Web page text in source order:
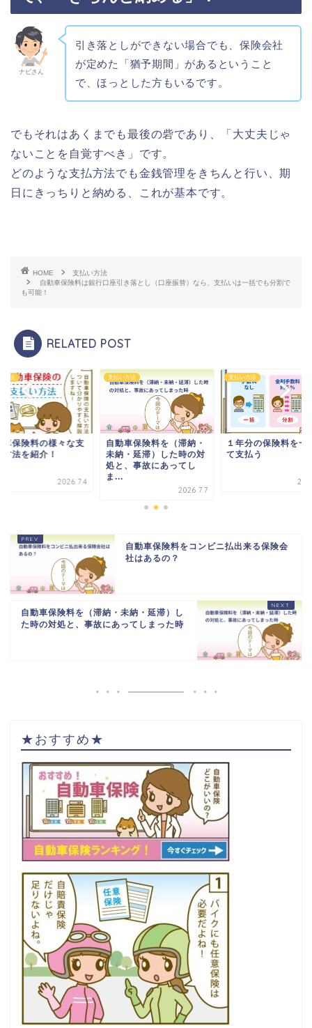
ナビさん
引き落としができない場合でも、保険会社
が定めた「猶予期間」があるということ
で、ほっとした方もいるです。
でもそれはあくまでも最後の砦であり、「大丈夫じゃ
ないことを自覚すべき」です。
どのような支払方法でも金銭管理をきちんと行い、期
日にきっちりと納める、これが基本です。
HOME
支払い方法
自動車保険料は銀行口座引き落とし（口座振替）なら、支払いは一括でも分割で
も可能！
RELATED POST
方法
車保険料の様々な支
方法を紹介！
2026.7.4
支払い方法
自動車保険料を（滞納・
未納・延滞）した時の対
処と、事故にあってし
ま...
2026.7.7
支払い方法
１年分の保険料を一
て支払う
自動車保険料をコンビニ払出来る保険会
社はあるの？
自動車保険料を（滞納・未納・延滞）し
た時の対処と、事故にあってしまった時
★おすすめ★